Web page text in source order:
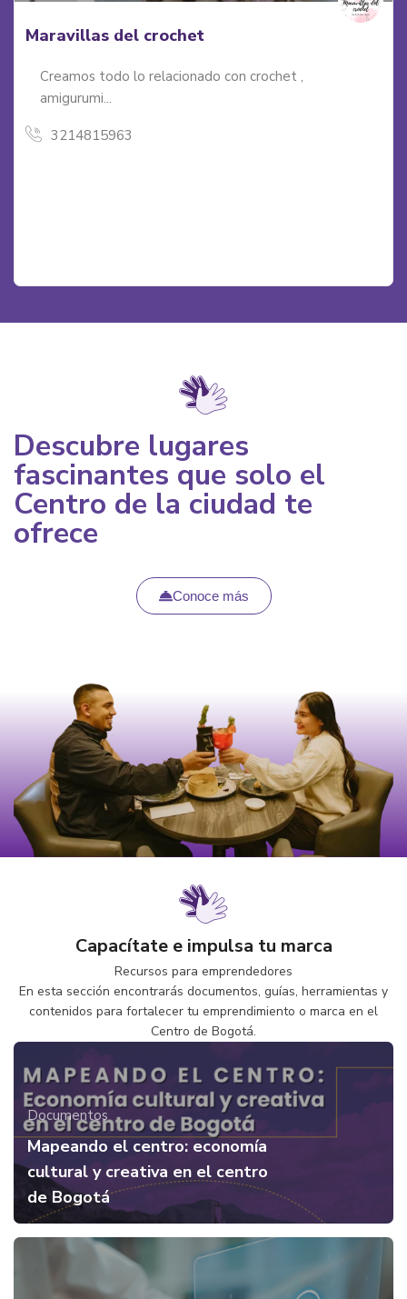
Luces, cámara y comunicación
Luces, cámara y comunicación es un espacio seguro
de aprendizaje artístico, comunitario y audiovisual
Descubre lugares
fascinantes que solo el
Centro de la ciudad te
ofrece
Conoce más
Capacítate e impulsa tu marca
Recursos para emprendedores
En esta sección encontrarás documentos, guías, herramientas y
contenidos para fortalecer tu emprendimiento o marca en el
Centro de Bogotá.
Documentos
Mapeando el centro: economía
cultural y creativa en el centro
de Bogotá